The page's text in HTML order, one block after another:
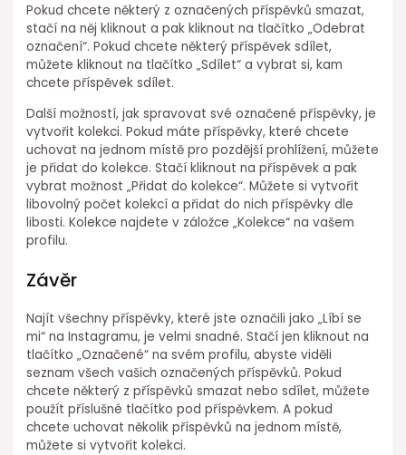
Pokud chcete některý z označených příspěvků smazat,
stačí na něj kliknout a pak kliknout na tlačítko „Odebrat
označení“. Pokud chcete některý příspěvek sdílet,
můžete kliknout na tlačítko „Sdílet“ a vybrat si, kam
chcete příspěvek sdílet.
Další možností, jak spravovat své označené příspěvky, je
vytvořit kolekci. Pokud máte příspěvky, které chcete
uchovat na jednom místě pro pozdější prohlížení, můžete
je přidat do kolekce. Stačí kliknout na příspěvek a pak
vybrat možnost „Přidat do kolekce“. Můžete si vytvořit
libovolný počet kolekcí a přidat do nich příspěvky dle
libosti. Kolekce najdete v záložce „Kolekce“ na vašem
profilu.
Závěr
Najít všechny příspěvky, které jste označili jako „Líbí se
mi“ na Instagramu, je velmi snadné. Stačí jen kliknout na
tlačítko „Označené“ na svém profilu, abyste viděli
seznam všech vašich označených příspěvků. Pokud
chcete některý z příspěvků smazat nebo sdílet, můžete
použít příslušné tlačítko pod příspěvkem. A pokud
chcete uchovat několik příspěvků na jednom místě,
můžete si vytvořit kolekci.